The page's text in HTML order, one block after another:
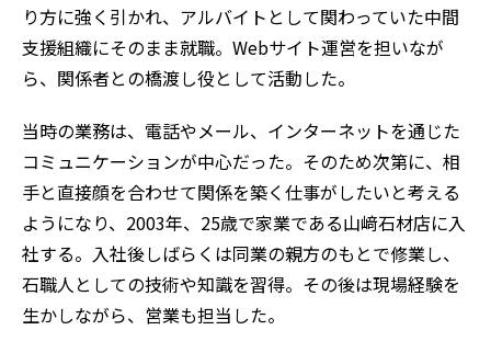
り方に強く引かれ、アルバイトとして関わっていた中間
支援組織にそのまま就職。Webサイト運営を担いなが
ら、関係者との橋渡し役として活動した。
当時の業務は、電話やメール、インターネットを通じた
コミュニケーションが中心だった。そのため次第に、相
手と直接顔を合わせて関係を築く仕事がしたいと考える
ようになり、2003年、25歳で家業である山﨑石材店に入
社する。入社後しばらくは同業の親方のもとで修業し、
石職人としての技術や知識を習得。その後は現場経験を
生かしながら、営業も担当した。